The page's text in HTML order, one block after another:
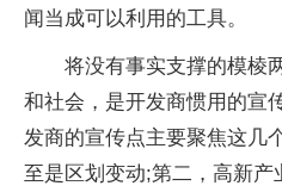
闻当成可以利用的工具。
将没有事实支撑的模棱
和社会，是开发商惯用的宣
发商的宣传点主要聚焦这几
至是区划变动;第二，高新产